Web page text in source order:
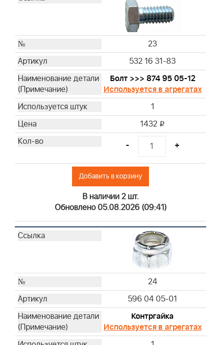
23
532 16 31-83
Болт >>> 874 95 05-12
Используется в агрегатах
1
1432 i
- +
Добавить в корзину
В наличии 2 шт.
Обновлено 05.08.2026 (09:41)
24
596 04 05-01
Контргайка
Используется в агрегатах